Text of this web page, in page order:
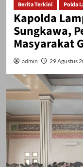
Berita Terkini Polda
Kapolda
Sungkawa,
Masyarakat
admin 29 Agustus